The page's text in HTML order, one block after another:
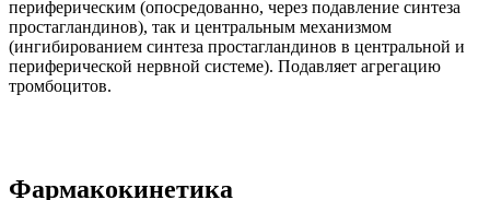
периферическим (опосредованно, через подавление синтеза
простагландинов), так и центральным механизмом
(ингибированием синтеза простагландинов в центральной и
периферической нервной системе). Подавляет агрегацию
тромбоцитов.
Фармакокинетика